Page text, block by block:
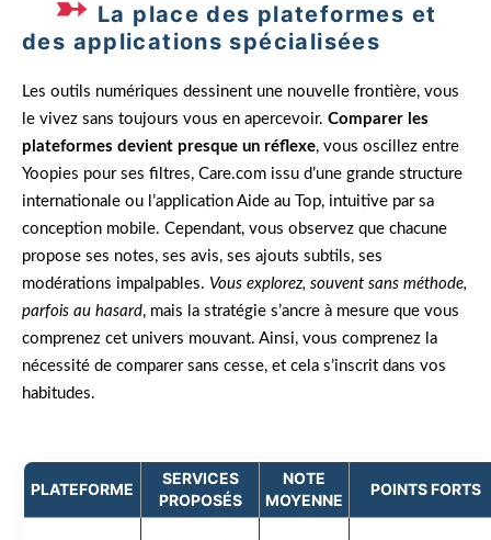
La place des plateformes et
des applications spécialisées
Les outils numériques dessinent une nouvelle frontière, vous
le vivez sans toujours vous en apercevoir. Comparer les
plateformes devient presque un réflexe, vous oscillez entre
Yoopies pour ses filtres, Care.com issu d’une grande structure
internationale ou l’application Aide au Top, intuitive par sa
conception mobile. Cependant, vous observez que chacune
propose ses notes, ses avis, ses ajouts subtils, ses
modérations impalpables. Vous explorez, souvent sans méthode,
parfois au hasard, mais la stratégie s’ancre à mesure que vous
comprenez cet univers mouvant. Ainsi, vous comprenez la
nécessité de comparer sans cesse, et cela s’inscrit dans vos
habitudes.
PLATEFORME
SERVICES
PROPOSÉS
NOTE
MOYENNE
POINTS FORTS